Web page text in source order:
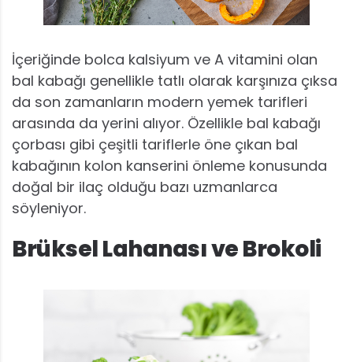
İçeriğinde bolca kalsiyum ve A vitamini olan
bal kabağı genellikle tatlı olarak karşınıza çıksa
da son zamanların modern yemek tarifleri
arasında da yerini alıyor. Özellikle bal kabağı
çorbası gibi çeşitli tariflerle öne çıkan bal
kabağının kolon kanserini önleme konusunda
doğal bir ilaç olduğu bazı uzmanlarca
söyleniyor.
Brüksel Lahanası ve Brokoli